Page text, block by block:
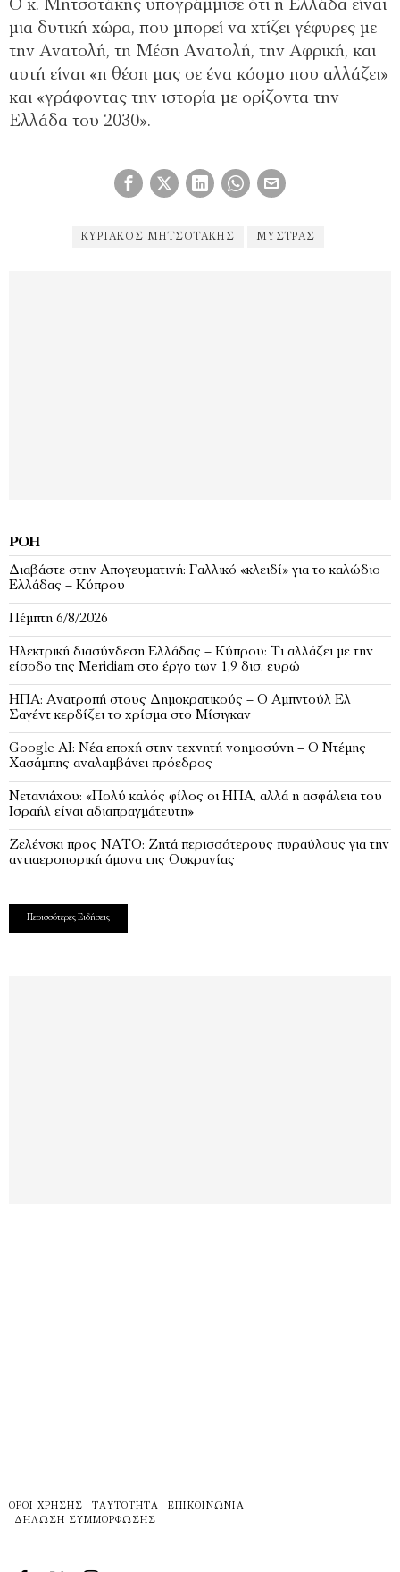
Ο κ. Μητσοτάκης υπογράμμισε ότι η Ελλάδα είναι
μια δυτική χώρα, που μπορεί να χτίζει γέφυρες με
την Ανατολή, τη Μέση Ανατολή, την Αφρική, και
αυτή είναι «η θέση μας σε ένα κόσμο που αλλάζει»
και «γράφοντας την ιστορία με ορίζοντα την
Ελλάδα του 2030».
ΚΥΡΙΆΚΟΣ ΜΗΤΣΟΤΆΚΗΣ ΜΥΣΤΡΆΣ
ΡΟΉ
Διαβάστε στην Απογευματινή: Γαλλικό «κλειδί» για το καλώδιο
Ελλάδας – Κύπρου
Πέμπτη 6/8/2026
Ηλεκτρική διασύνδεση Ελλάδας – Κύπρου: Τι αλλάζει με την
είσοδο της Meridiam στο έργο των 1,9 δισ. ευρώ
ΗΠΑ: Ανατροπή στους Δημοκρατικούς – Ο Αμπντούλ Ελ
Σαγέντ κερδίζει το χρίσμα στο Μίσιγκαν
Google AI: Νέα εποχή στην τεχνητή νοημοσύνη – Ο Ντέμης
Χασάμπης αναλαμβάνει πρόεδρος
Νετανιάχου: «Πολύ καλός φίλος οι ΗΠΑ, αλλά η ασφάλεια του
Ισραήλ είναι αδιαπραγμάτευτη»
Ζελένσκι προς ΝΑΤΟ: Ζητά περισσότερους πυραύλους για την
αντιαεροπορική άμυνα της Ουκρανίας
Περισσότερες Ειδήσεις
ΌΡΟΙ ΧΡΉΣΗΣ ΤΑΥΤΌΤΗΤΑ
ΕΠΙΚΟΙΝΩΝΊΑ
ΔΉΛΩΣΗ ΣΥΜΜΌΡΦΩΣΗΣ